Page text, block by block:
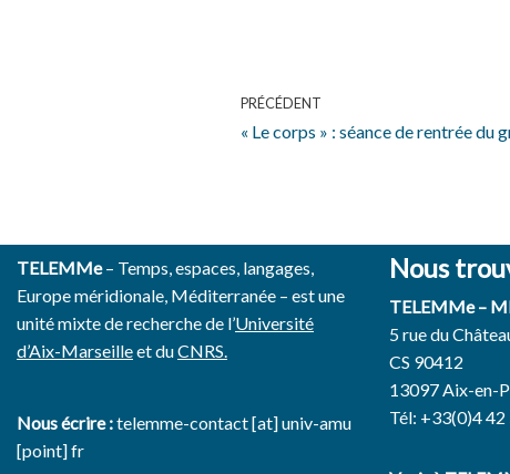
PRÉCÉDENT
« Le corps » : séance de rentrée du
TELEMMe– Temps, espaces, langages,
Europe méridionale, Méditerranée – est une
unité mixte de recherche de l’Université
d’Aix-Marseilleet duCNRS.
Nous écrire :telemme-contact [at] univ-amu
[point] fr
Nous
TELEMMe –
5 rue du
CS 90412
13097 Aix-en-
Tél: +33(0)4 42